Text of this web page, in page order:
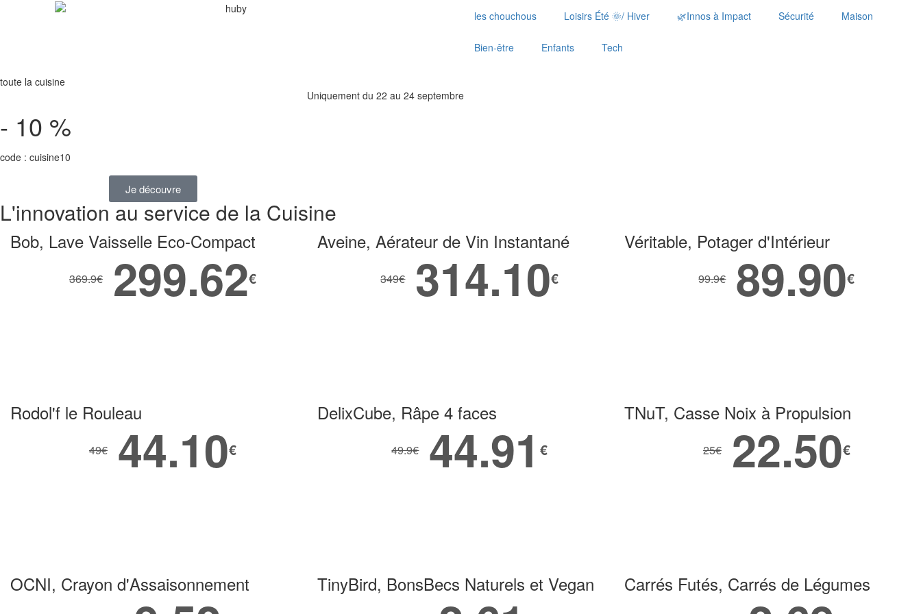
les chouchous Loisirs Été 🌞/ Hiver 🌿Innos à Impact Sécurité Maison
Bien-être Enfants Tech
toute la cuisine
- 10 %
code : cuisine10
Je découvre
Uniquement du 22 au 24 septembre
L'innovation au service de la Cuisine
369.9€ 299.62€
Bob, Lave Vaisselle Eco-Compact
349€ 314.10€
Aveine, Aérateur de Vin Instantané
99.9€ 89.90€
Véritable, Potager d'Intérieur
49€ 44.10€
Rodol'f le Rouleau
49.9€ 44.91€
DelixCube, Râpe 4 faces
25€ 22.50€
TNuT, Casse Noix à Propulsion
OCNI, Crayon d'Assaisonnement TinyBird, BonsBecs Naturels et Vegan Carrés Futés, Carrés de Légumes